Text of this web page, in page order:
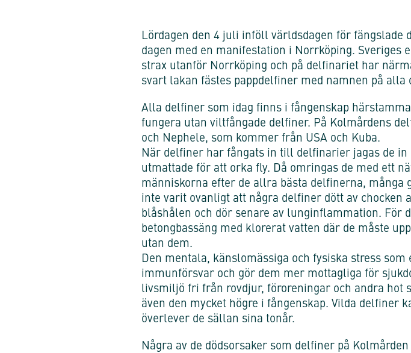
Lördagen den 4 juli inföll världsdagen för
dagen med en manifestation i Norrköping.
strax utanför Norrköping och på delfinariet har
svart lakan fästes pappdelfiner med namnen på
Alla delfiner som idag finns i fångenskap
fungera utan viltfångade delfiner. På Kolmårdens
och Nephele, som kommer från USA och Kuba.
När delfiner har fångats in till delfinarier jagas de
utmattade för att orka fly. Då omringas de med ett
människorna efter de allra bästa delfinerna, många
inte varit ovanligt att några delfiner dött av chocken
blåshålen och dör senare av lunginflammation. För
betongbassäng med klorerat vatten där de måste
utan dem.
Den mentala, känslomässiga och fysiska stress
immunförsvar och gör dem mer mottagliga för
livsmiljö fri från rovdjur, föroreningar och andra hot
även den mycket högre i fångenskap. Vilda delfiner
överlever de sällan sina tonår.
Några av de dödsorsaker som delfiner på